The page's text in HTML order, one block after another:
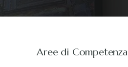
Aree di Competenza